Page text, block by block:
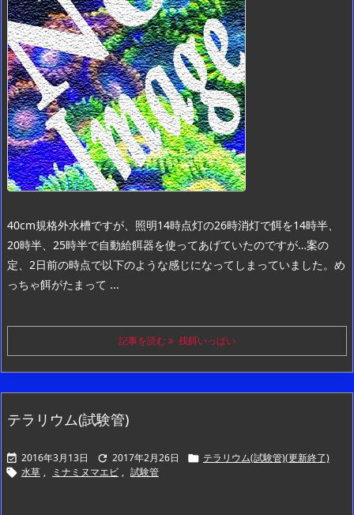
40cm規格外水槽ですが、照明14時点灯の26時消灯で餌を14時半、
20時半、25時半で自動給餌器を使ってあげていたのですが…案の
定、2日前の時点で以下のような感じになってしまっていました。 め
っちゃ餌がたまって ...
記事を読む 残餌いっぱい
テラリウム(試験管)
 2016年3月13日  2017年2月26日  テラリウム(試験管)(更新終了)
 水草 , ミナミヌマエビ , 試験管